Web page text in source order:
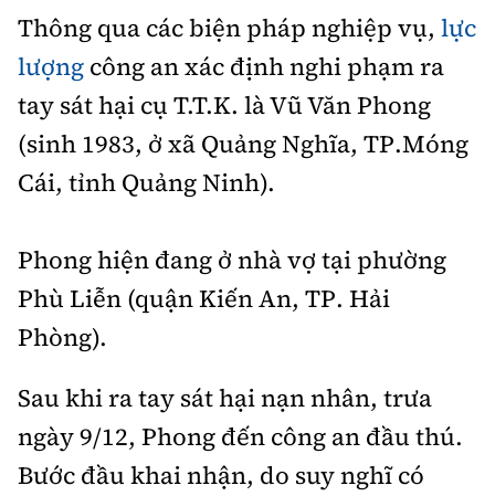
Email:
bandoc@baoxaydung.vn
Cấm sao chép dưới mọi hình thức nếu không có sự
chấp thuận bằng văn bản.
Thông qua các biện pháp nghiệp vụ, lực
lượng công an xác định nghi phạm ra
tay sát hại cụ T.T.K. là Vũ Văn Phong
(sinh 1983, ở xã Quảng Nghĩa, TP.Móng
Cái, tỉnh Quảng Ninh).
Phong hiện đang ở nhà vợ tại phường
Phù Liễn (quận Kiến An, TP. Hải
Phòng).
Sau khi ra tay sát hại nạn nhân, trưa
ngày 9/12, Phong đến công an đầu thú.
Bước đầu khai nhận, do suy nghĩ có